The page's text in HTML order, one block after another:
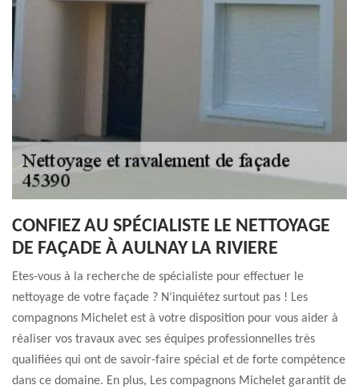
CONFIEZ AU SPÉCIALISTE LE NETTOYAGE
DE FAÇADE À AULNAY LA RIVIERE
Etes-vous à la recherche de spécialiste pour effectuer le
nettoyage de votre façade ? N’inquiétez surtout pas ! Les
compagnons Michelet est à votre disposition pour vous aider à
réaliser vos travaux avec ses équipes professionnelles très
qualifiées qui ont de savoir-faire spécial et de forte compétence
dans ce domaine. En plus, Les compagnons Michelet garantit de